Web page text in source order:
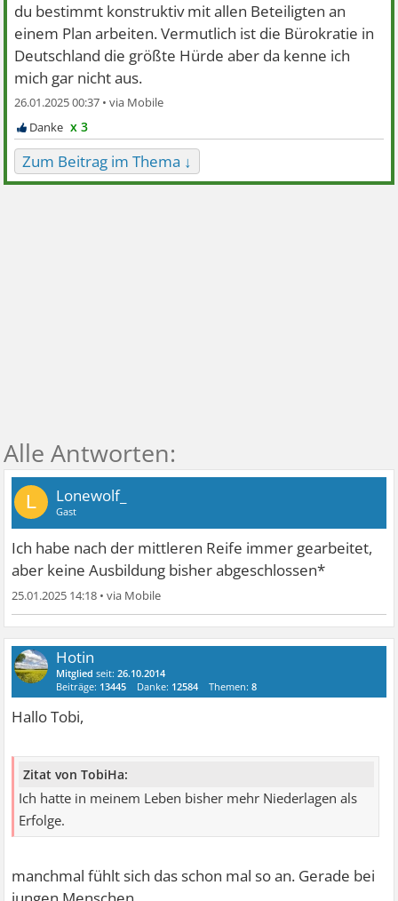
du bestimmt konstruktiv mit allen Beteiligten an
einem Plan arbeiten. Vermutlich ist die Bürokratie in
Deutschland die größte Hürde aber da kenne ich
mich gar nicht aus.
26.01.2025 00:37 •
x 3
Zum Beitrag im Thema ↓
L Lonewolf_
Gast
Ich habe nach der mittleren Reife immer gearbeitet,
aber keine Ausbildung bisher abgeschlossen*
25.01.2025 14:18 •
Hotin
Mitglied seit:26.10.2014
Beiträge: 13445 Danke: 12584 Themen:8
Hallo Tobi,
Zitat von TobiHa:
Ich hatte in meinem Leben bisher mehr Niederlagen als
Erfolge.
manchmal fühlt sich das schon mal so an. Gerade bei